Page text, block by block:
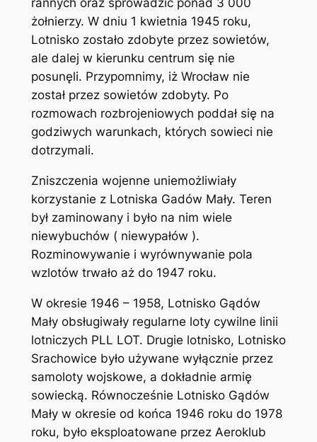
rannych oraz sprowadzić ponad 3 000
żołnierzy. W dniu 1 kwietnia 1945 roku,
Lotnisko zostało zdobyte przez sowietów,
ale dalej w kierunku centrum się nie
posunęli. Przypomnimy, iż Wrocław nie
został przez sowietów zdobyty. Po
rozmowach rozbrojeniowych poddał się na
godziwych warunkach, których sowieci nie
dotrzymali.
Zniszczenia wojenne uniemożliwiały
korzystanie z Lotniska Gadów Mały. Teren
był zaminowany i było na nim wiele
niewybuchów ( niewypałów ).
Rozminowywanie i wyrównywanie pola
wzlotów trwało aż do 1947 roku.
W okresie 1946 – 1958, Lotnisko Gądów
Mały obsługiwały regularne loty cywilne linii
lotniczych PLL LOT. Drugie lotnisko, Lotnisko
Srachowice było używane wyłącznie przez
samoloty wojskowe, a dokładnie armię
sowiecką. Równocześnie Lotnisko Gądów
Mały w okresie od końca 1946 roku do 1978
roku, było eksploatowane przez Aeroklub